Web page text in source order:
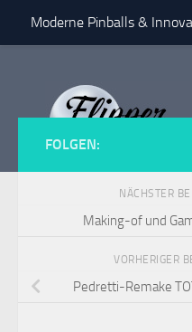
Zum Inhalt springen
Moderne Pinballs &
FOLGEN:
NÄCHSTER
Making-of und
VORHERIGER
Pedretti-Remake